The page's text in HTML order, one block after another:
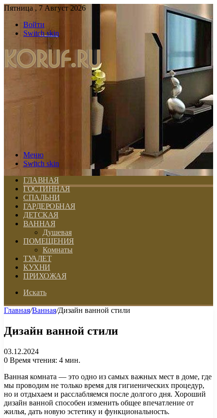
Пятница , 7 Август 2026
Войти
Switch skin
Меню
Switch skin
ГЛАВНАЯ
ГОСТИННАЯ
СПАЛЬНИ
ГАРДЕРОБНАЯ
ДЕТСКАЯ
ВАННАЯ
Душевая
ПОМЕЩЕНИЯ
Комнаты
ТУАЛЕТ
КУХНИ
ПРИХОЖАЯ
Искать
Главная/Ванная/Дизайн ванной стили
Дизайн ванной стили
03.12.2024
0 Время чтения: 4 мин.
Ванная комната — это одно из самых важных мест в доме, где
мы проводим не только время для гигиенических процедур,
но и отдыхаем и расслабляемся после долгого дня. Хороший
дизайн ванной способен изменить общее впечатление от
жилья, дать новую эстетику и функциональность.